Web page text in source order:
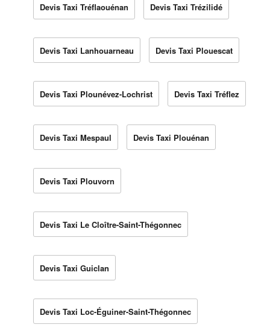
Devis Taxi Tréflaouénan Devis Taxi Trézilidé
Devis Taxi Lanhouarneau Devis Taxi Plouescat
Devis Taxi Plounévez-Lochrist Devis Taxi Tréflez
Devis Taxi Mespaul Devis Taxi Plouénan
Devis Taxi Plouvorn
Devis Taxi Le Cloître-Saint-Thégonnec
Devis Taxi Guiclan
Devis Taxi Loc-Éguiner-Saint-Thégonnec